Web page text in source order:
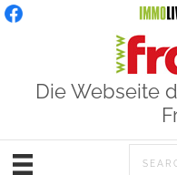
Die Webseite